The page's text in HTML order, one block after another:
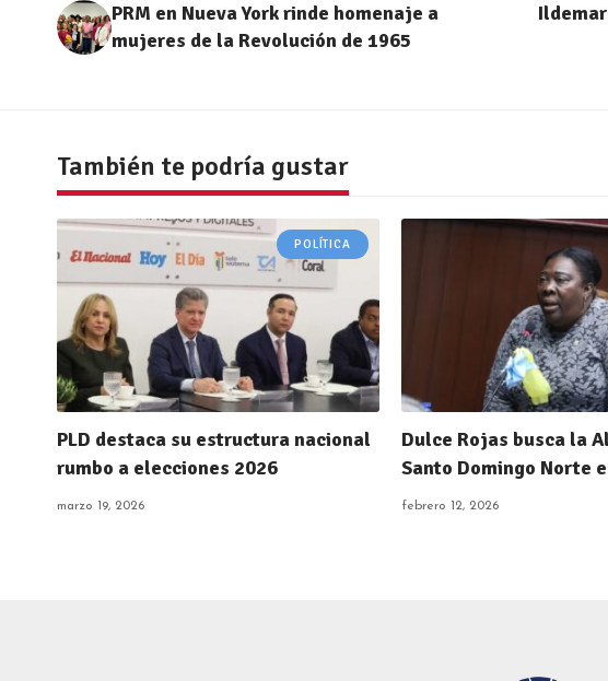
PRM en Nueva York rinde homenaje a
mujeres de la Revolución de 1965
También te podría gustar
POLÍTICA
PLD destaca su estructura nacional
rumbo a elecciones 2026
marzo 19, 2026
Dulce Rojas busca la
Santo Domingo Norte
febrero 12, 2026